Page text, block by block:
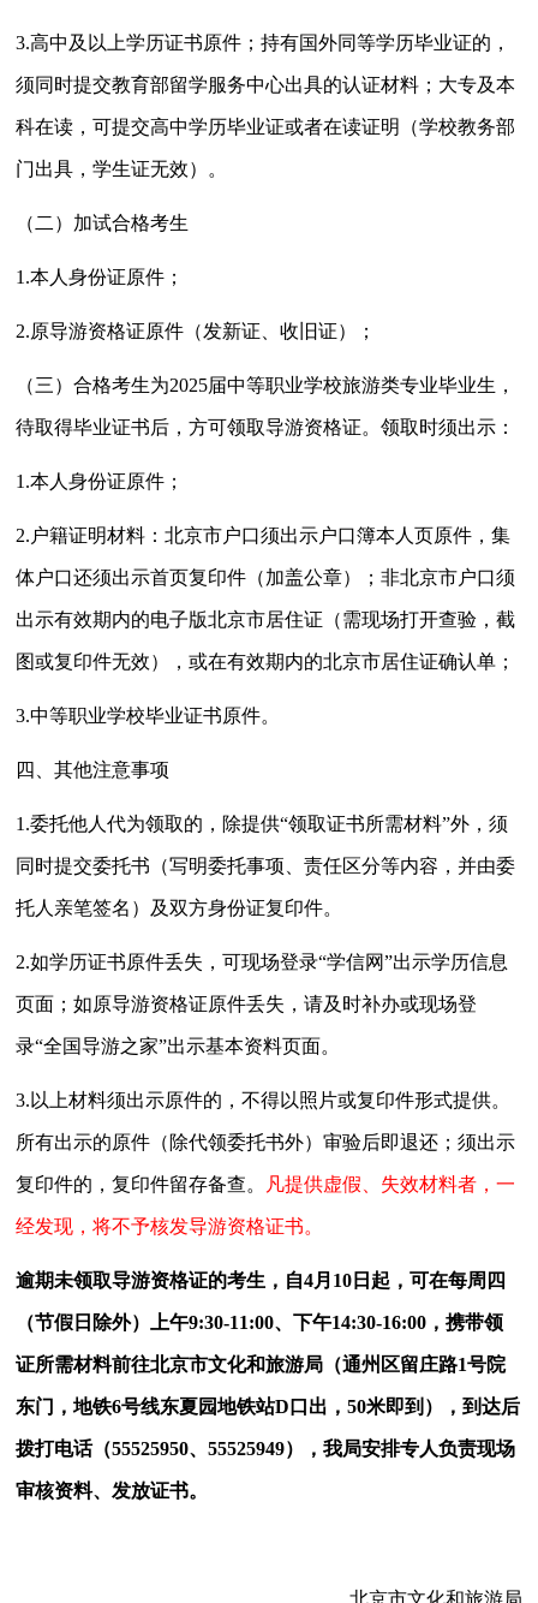
3.高中及以上学历证书原件；持有国外同等学历毕业证的，
须同时提交教育部留学服务中心出具的认证材料；大专及本
科在读，可提交高中学历毕业证或者在读证明（学校教务部
门出具，学生证无效）。
（二）加试合格考生
1.本人身份证原件；
2.原导游资格证原件（发新证、收旧证）；
（三）合格考生为2025届中等职业学校旅游类专业毕业生，
待取得毕业证书后，方可领取导游资格证。领取时须出示：
1.本人身份证原件；
2. 户籍证明材料：北京市户口须出示户口簿本人页原件，集
体户口还须出示首页复印件（加盖公章）；非北京市户口须
出示有效期内的电子版北京市居住证（需现场打开查验，截
图或复印件无效），或在有效期内的北京市居住证确认单；
3.中等职业学校毕业证书原件。
四、其他注意事项
1.委托他人代为领取的，除提供“领取证书所需材料”外，须
同时提交委托书（写明委托事项、责任区分等内容，并由委
托人亲笔签名）及双方身份证复印件。
2.如学历证书原件丢失，可现场登录“学信网”出示学历信息
页面；如原导游资格证原件丢失，请及时补办或现场登
录“全国导游之家”出示基本资料页面。
3. 以上材料须出示原件的，不得以照片或复印件形式提供。
所有出示的原件（除代领委托书外）审验后即退还；须出示
复印件的，复印件留存备查。 凡提供虚假、失效材料者，一
经发现，将不予核发导游资格证书。
逾期未领取导游资格证的考生，自4月 10 日起，可在每周四
（节假日除外）上午9:30-11:00、下午14:30-16:00 ，携带领
证所需材料前往北京市文化和旅游局（通州区留庄路1号院
东门，地铁6号线东夏园地铁站D 口出，50米即到），到达后
拨打电话（55525950、55525949），我局安排专人负责现场
审核资料、发放证书。
北京市文化和旅游局